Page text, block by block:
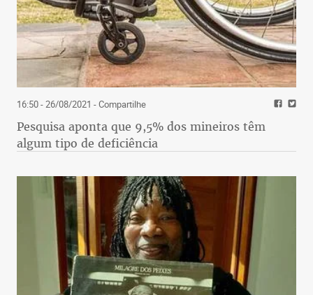
16:50 - 26/08/2021 - Compartilhe
Pesquisa aponta que 9,5% dos mineiros têm
algum tipo de deficiência